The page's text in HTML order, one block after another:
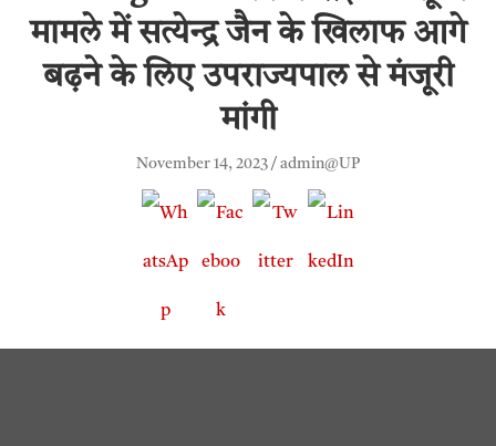
मामले में सत्येन्द्र जैन के खिलाफ आगे
बढ़ने के लिए उपराज्यपाल से मंजूरी
मांगी
November 14, 2023 admin@UP